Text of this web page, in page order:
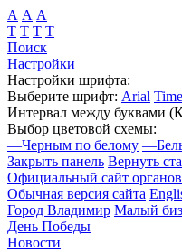
А А А
Т Т Т Т
Поиск
Настройки
Настройки шрифта:
Выберите шрифт: Arial
Интервал между буквами
Выбор цветовой схемы:
—Черным по белому —
Закрыть панель Вернуть
Официальный сайт
Обычная версия сайта
Город Владимир Малый
День Победы
Новости